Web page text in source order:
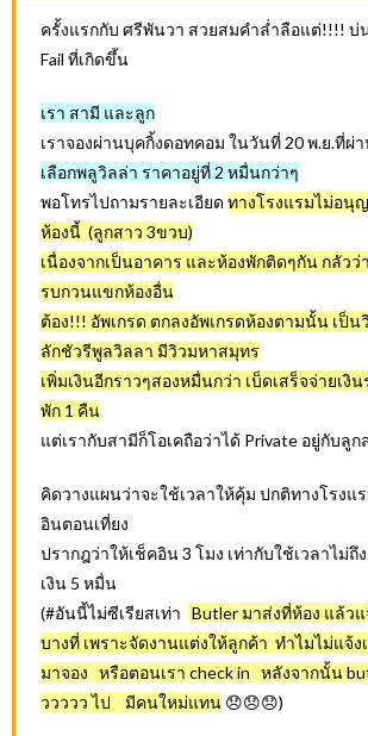
ครั้งแรกกับ ศรีพันวา สวยสมคำล่ำลือแต่!!!! บ่
Fail ที่เกิดขึ้น
เรา สามี และลูก
เราจองผ่านบุคกิ้งดอทคอม ในวันที่ 20 พ.ย.ที่ผ่
เลือกพลูวิลล่า ราคาอยู่ที่ 2 หมื่นกว่าๆ
พอโทรไปถามรายละเอียด ทางโรงแรมไม่อนุ
ห้องนี้ (ลูกสาว 3ขวบ)
เนื่องจากเป็นอาคาร และห้องพักติดๆกัน กลัวว่
รบกวนแขกห้องอื่น
ต้อง!!! อัพเกรด ตกลงอัพเกรดห้องตามนั้น เป็น
ลักชัวรีพูลวิลลา มีวิวมหาสมุทร
เพิ่มเงินอีกราวๆสองหมื่นกว่า เบ็ดเสร็จจ่ายเงิ
พัก 1 คืน
แต่เรากับสามีก็โอเคถือว่าได้ Private อยู่กับลูก
คิดวางแผนว่าจะใช้เวลาให้คุ้ม ปกติทางโรงแ
อินตอนเที่ยง
ปรากฎว่าให้เช็คอิน 3 โมง เท่ากับใช้เวลาไม่ถึ
เงิน 5 หมื่น
(#อันนี้ไม่ซีเรียสเท่า Butler มาส่งที่ห้อง แล้ว
บางที่ เพราะจัดงานแต่งให้ลูกค้า ทำไมไม่แจ้ง
มาจอง หรือตอนเรา check in หลังจากนั้น
ววววว ไป มีคนใหม่แทน 😞😞😞)